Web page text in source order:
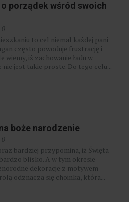
porządek wśród swoich
0
to cel niemal każdej pani
często powoduje frustrację i
wiemy, iż zachowanie ładu w
jest takie proste. Do tego celu...
boże narodzenie
0
bardziej przypomina, iż Święta
blisko. A w tym okresie
dekoracje z motywem
odznacza się choinka, która...